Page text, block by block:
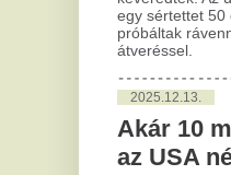
Az Egyesült Államok
azoknak, akik érdemi
Európában működő
szervezet pénzügyi
2025.12.13.
Szétverte a
színpad
álló banda,